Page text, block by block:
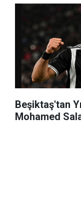
Beşiktaş'tan
Mohamed